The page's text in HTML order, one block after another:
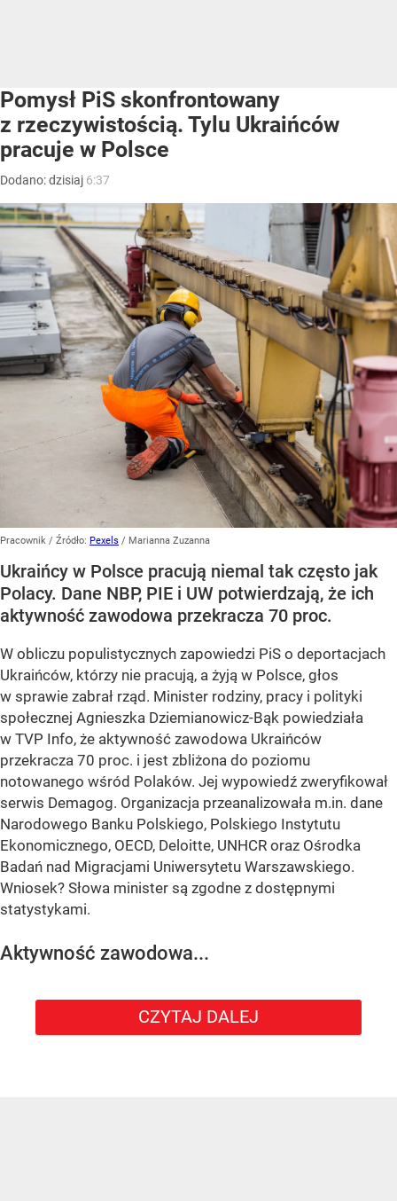
Pomysł PiS skonfrontowany
z rzeczywistością. Tylu Ukraińców
pracuje w Polsce
Dodano:dzisiaj 6:37
Pracownik / Źródło: Pexels / Marianna Zuzanna
Ukraińcy w Polsce pracują niemal tak często jak
Polacy. Dane NBP, PIE i UW potwierdzają, że ich
aktywność zawodowa przekracza 70 proc.
W obliczu populistycznych zapowiedzi PiS o deportacjach
Ukraińców, którzy nie pracują, a żyją w Polsce, głos
w sprawie zabrał rząd. Minister rodziny, pracy i polityki
społecznej Agnieszka Dziemianowicz-Bąk powiedziała
w TVP Info, że aktywność zawodowa Ukraińców
przekracza 70 proc. i jest zbliżona do poziomu
notowanego wśród Polaków. Jej wypowiedź zweryfikował
serwis Demagog. Organizacja przeanalizowała m.in. dane
Narodowego Banku Polskiego, Polskiego Instytutu
Ekonomicznego, OECD, Deloitte, UNHCR oraz Ośrodka
Badań nad Migracjami Uniwersytetu Warszawskiego.
Wniosek? Słowa minister są zgodne z dostępnymi
statystykami.
Aktywność zawodowa...
CZYTAJ DALEJ